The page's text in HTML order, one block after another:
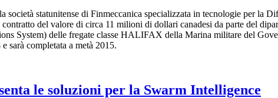
società statunitense di Finmeccanica specializzata in tecnologie per la
del valore di circa 11 milioni di dollari canadesi da parte del
System) delle fregate classe HALIFAX della Marina militare del
sarà completata a metà 2015.
le soluzioni per la Swarm Intelligence